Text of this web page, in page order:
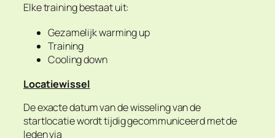
Elke training bestaat uit:
Gezamelijk warming up
Training
Cooling down
Locatiewissel
De exacte datum van de wisseling van de
startlocatie wordt tijdig gecommuniceerd met de
leden via